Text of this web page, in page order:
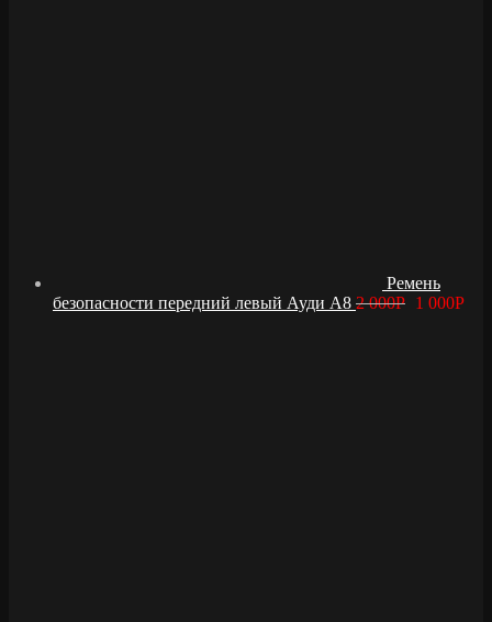
Ремень
безопасности передний левый Ауди А8 2 000Р 1 000Р